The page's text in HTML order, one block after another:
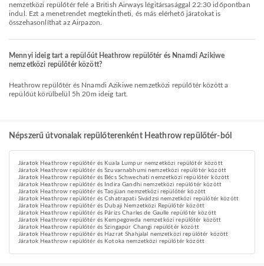
nemzetközi repülőtér felé a British Airways légitársasággal 22:30 időpontban
indul. Ezt a menetrendet megtekintheti, és más elérhető járatokat is
összehasonlíthat az Airpazon.
Mennyi ideig tart a repülőút Heathrow repülőtér és Nnamdi Azikiwe
nemzetközi repülőtér között?
Heathrow repülőtér és Nnamdi Azikiwe nemzetközi repülőtér között a
repülőút körülbelül 5h 20m ideig tart.
Népszerű útvonalak repülőterenként Heathrow repülőtér-ból
Járatok Heathrow repülőtér és Kuala Lumpur nemzetközi repülőtér között
Járatok Heathrow repülőtér és Szuvarnabhumi nemzetközi repülőtér között
Járatok Heathrow repülőtér és Bécs Schwechati nemzetközi repülőtér között
Járatok Heathrow repülőtér és Indira Gandhi nemzetközi repülőtér között
Járatok Heathrow repülőtér és Taojüan nemzetközi repülőtér között
Járatok Heathrow repülőtér és Cshatrapati Sivádzsi nemzetközi repülőtér között
Járatok Heathrow repülőtér és Dubaji Nemzetközi Repülőtér között
Járatok Heathrow repülőtér és Párizs Charles de Gaulle repülőtér között
Járatok Heathrow repülőtér és Kempegowda nemzetközi repülőtér között
Járatok Heathrow repülőtér és Szingapúr Changi repülőtér között
Járatok Heathrow repülőtér és Hazrat Shahjalal nemzetközi repülőtér között
Járatok Heathrow repülőtér és Kotoka nemzetközi repülőtér között